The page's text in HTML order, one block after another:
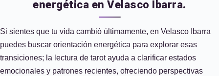
energética en Velasco Ibarra.
Si sientes que tu vida cambió últimamente, en Velasco Ibarra
puedes buscar orientación energética para explorar esas
transiciones; la lectura de tarot ayuda a clarificar estados
emocionales y patrones recientes, ofreciendo perspectivas